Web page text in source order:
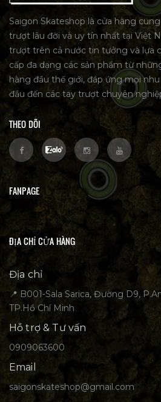
Saigon Skateshop là cửa hàng
trượt lâu đời và uy tín nhất tại Việt
trượt trên cả nước tin tưởng và lựa
cấp đa dạng các sản phẩm từ
hàng đầu thế giới, đáp ứng mọi
đầu đến các tay trượt chuyên
THEO DÕI
FANPAGE
ĐỊA CHỈ CỬA HÀNG
Địa chỉ
📍 B001-Sala Sarica, Đường D9,
TP.Hồ Chí Minh
Hỗ trợ & Tư vấn
0909063600
Email
saigonskateshop@gmail.com